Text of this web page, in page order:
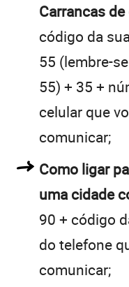
Carrancas
código da
55 (lembre-
55) + 35 +
celular que
comunicar;
Como ligar
uma cidade
90 + código
do telefone
comunicar;